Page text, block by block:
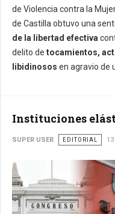
de Violencia contra la
de Castilla obtuvo una
de la libertad efectiva
delito de tocamientos,
libidinosos en agravio de
Instituciones
SUPER USER EDITORIAL